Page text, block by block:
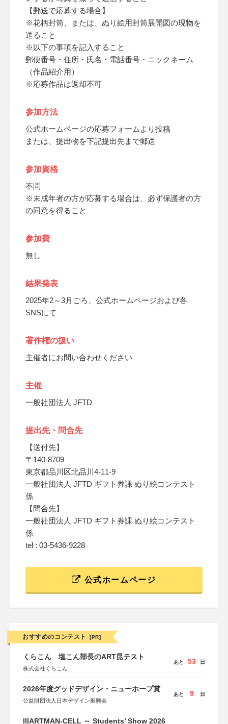
【郵送で応募する場合】
※花柄封筒、または、ぬり絵用封筒展開図の現物を
送ること
※以下の事項を記入すること
郵便番号・住所・氏名・電話番号・ニックネーム
（作品紹介用）
※応募作品は返却不可
参加方法
公式ホームページの応募フォームより投稿
または、提出物を下記提出先まで郵送
参加資格
不問
※未成年者の方が応募する場合は、必ず保護者の方
の同意を得ること
参加費
無し
結果発表
2025年2～3月ごろ、公式ホームページおよび各
SNSにて
著作権の扱い
主催者にお問い合わせください
主催
一般社団法人 JFTD
提出先・問合先
【送付先】
〒140-8709
東京都品川区北品川4-11-9
一般社団法人 JFTD ギフト券課 ぬり絵コンテスト
係
【問合先】
一般社団法人 JFTD ギフト券課 ぬり絵コンテスト
係
tel : 03-5436-9228
公式ホームページ
おすすめのコンテスト [PR]
くらこん 塩こん部長のART昆テスト
株式会社くらこん
あと 53 日
2026年度グッドデザイン・ニューホープ賞
公益財団法人日本デザイン振興会
あと 9 日
IIIARTMAN-CELL ～ Students’ Show 2026